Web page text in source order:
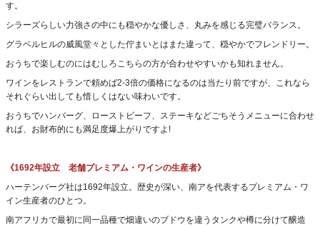
す。
シラーズらしい力強さの中にも穏やかな優しさ、丸みを感じる完璧バランス。
グラベルヒルの威風堂々とした佇まいとはまた違って、穏やかでフレンドリー。
おうちで楽しむのにはむしろこちらの方が合わせやすいかも知れません。
ワインをレストランで頼めば2-3倍の価格になるのは当たり前ですが、これなら
それぐらい出しても惜しくはない味わいです。
おうちでハンバーグ、ローストビーフ、ステーキなどごちそうメニューに合わせ
れば、お財布的にも満足度爆上がりですよ!
《1692年設立 老舗プレミアム・ワインの生産者》
ハーテンバーグ社は1692年設立。歴史が深い、南アを代表するプレミアム・ワ
イン生産者のひとつ。
南アフリカで最初に同一品種で畑違いのブドウを違うタンクや樽に分けて醸造